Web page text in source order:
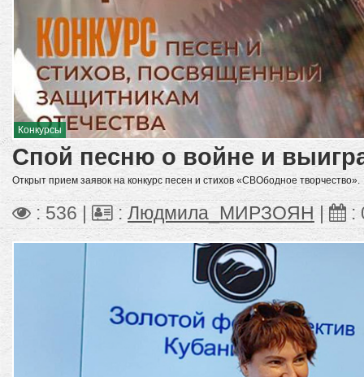
Конкурсы
Спой песню о войне и
Открыт прием заявок на конкурс песен и стихов «СВОбодное творчество».
: 536 | : Людмила_МИРЗОЯН | :